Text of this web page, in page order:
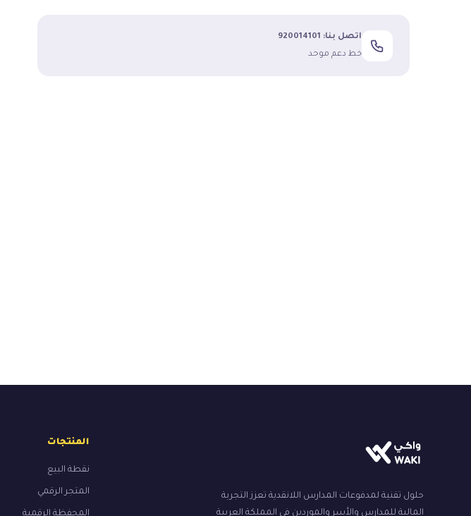
اتصل بنا: 920014101
خط دعم موحد
حلول تقنية لمدفوعات المدارس اللانقدية تعزز التجربة
المالية للمدارس والأسر والموردين في المملكة العربية
المنتجات
نقطة البيع
المتجر الرقمي
المحفظة الرقمية